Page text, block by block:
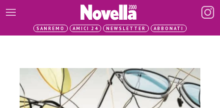
SANREMO AMICI 24 NEWSLETTER ABBONATI